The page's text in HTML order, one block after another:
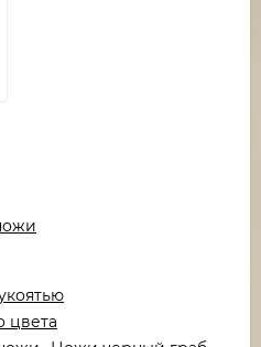
цвета